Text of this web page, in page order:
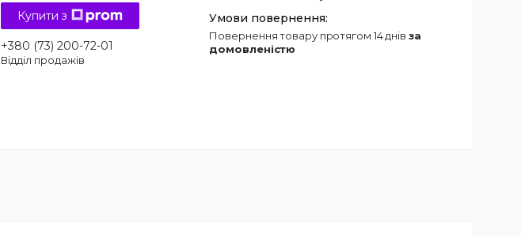
Купити з
+380 (73) 200-72-01
Відділ продажів
повернення товару протягом 14 днів за
домовленістю